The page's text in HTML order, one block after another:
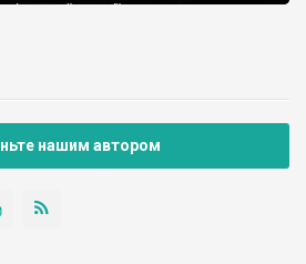
єпархії» вона описується як
нашим автором